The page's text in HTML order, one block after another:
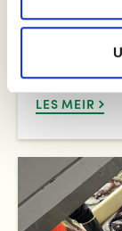
Det er mykje
landet, og
oss i
LES MEIR